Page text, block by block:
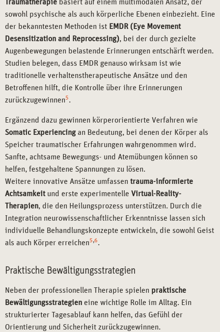
Traumatherapie basiert auf einem multimodalen Ansatz, der
sowohl psychische als auch körperliche Ebenen einbezieht. Eine
der bekanntesten Methoden ist EMDR (Eye Movement
Desensitization and Reprocessing), bei der durch gezielte
Augenbewegungen belastende Erinnerungen entschärft werden.
Studien belegen, dass EMDR genauso wirksam ist wie
traditionelle verhaltenstherapeutische Ansätze und den
Betroffenen hilft, die Kontrolle über ihre Erinnerungen
zurückzugewinnen5.
Ergänzend dazu gewinnen körperorientierte Verfahren wie
Somatic Experiencingan Bedeutung, bei denen der Körper als
Speicher traumatischer Erfahrungen wahrgenommen wird.
Sanfte, achtsame Bewegungs- und Atemübungen können so
helfen, festgehaltene Spannungen zu lösen.
Weitere innovative Ansätze umfassen trauma-informierte
Achtsamkeitund erste experimentelle Virtual-Reality-
Therapien, die den Heilungsprozess unterstützen. Durch die
Integration neurowissenschaftlicher Erkenntnisse lassen sich
individuelle Behandlungskonzepte entwickeln, die sowohl Geist
als auch Körper erreichen5,6.
Praktische Bewältigungsstrategien
Neben der professionellen Therapie spielen praktische
Bewältigungsstrategien eine wichtige Rolle im Alltag. Ein
strukturierter Tagesablauf kann helfen, das Gefühl der
Orientierung und Sicherheit zurückzugewinnen.